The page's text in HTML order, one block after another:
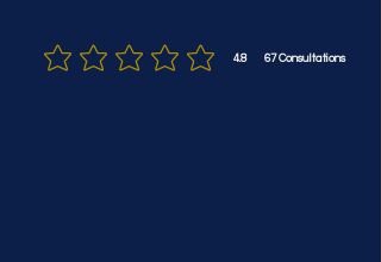
4.8 67 Consultations
la note moyenne est 4.8 sur 5,